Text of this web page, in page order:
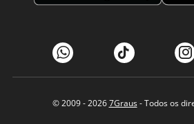
© 2009 - 20267Graus- Todos os